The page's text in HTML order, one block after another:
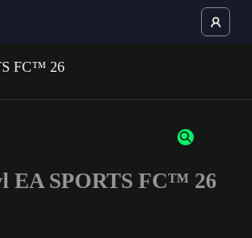
di 3 caratteri o numeri.
EA SPORTS FC™ 26